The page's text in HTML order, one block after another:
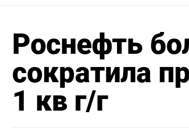
Роснефть
сократила
1 кв г/г